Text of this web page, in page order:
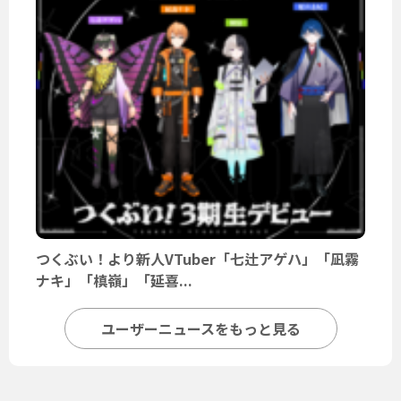
つくぶい！より新人VTuber「七辻アゲハ」「凪霧
ナキ」「槙嶺」「延喜...
ユーザーニュースをもっと見る